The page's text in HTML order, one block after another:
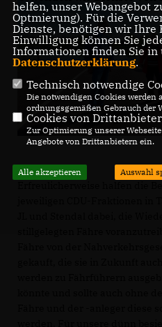
helfen, unser Webangebot
Optmierung). Für die
Dienste, benötigen wir Ihre
Einwilligung können Sie
Informationen finden Sie in
Datenschutzerklärung.
Technisch notwendige
Die notwendigen Cookies werden
ordnungsgemäßen Gebrauch der
Cookies von
Zur Optimierung unserer
Angebote von Drittanbietern ein.
Alle akzeptieren Auswahl